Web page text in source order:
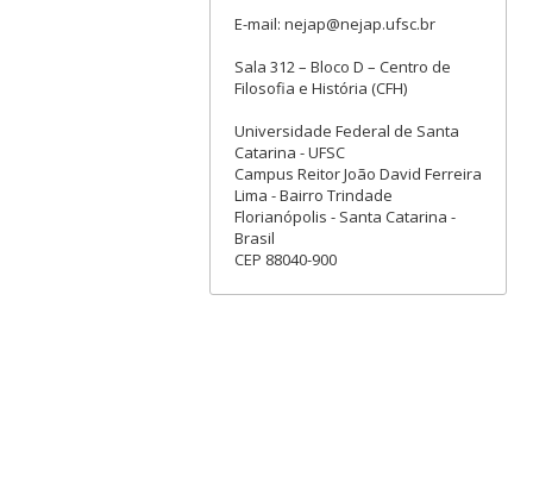
E-mail: nejap@nejap.ufsc.br
Sala 312 – Bloco D – Centro de
Filosofia e História (CFH)
Universidade Federal de Santa
Catarina - UFSC
Campus Reitor João David Ferreira
Lima - Bairro Trindade
Florianópolis - Santa Catarina -
Brasil
CEP 88040-900